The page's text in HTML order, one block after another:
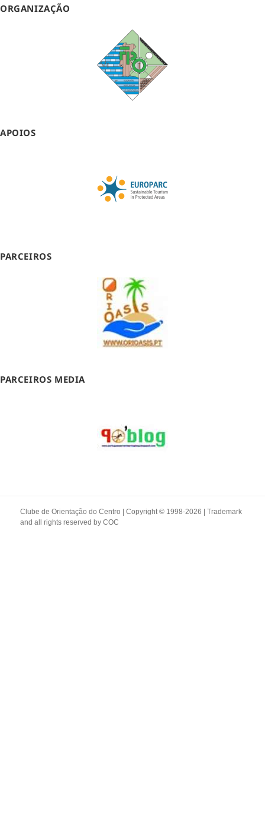
ORGANIZAÇÃO
APOIOS
PARCEIROS
PARCEIROS MEDIA
Clube de Orientação do Centro | Copyright © 1998-2026 | Trademark
and all rights reserved byCOC